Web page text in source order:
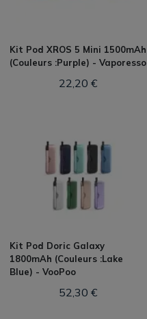
Kit Pod XROS 5 Mini 1500mAh
(Couleurs :Purple) - Vaporesso
22,20 €
Kit Pod Doric Galaxy
1800mAh (Couleurs :Lake
Blue) - VooPoo
52,30 €